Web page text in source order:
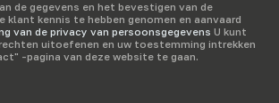
de gegevens en het bevestigen van de
klant kennis te hebben genomen en aanvaard
van de privacy van persoonsgegevens U kunt
uitoefenen en uw toestemming intrekken
-pagina van deze website te gaan.